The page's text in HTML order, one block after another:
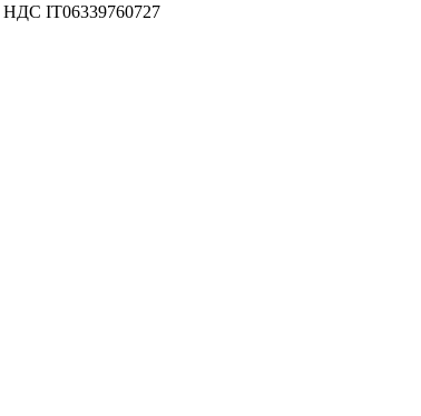
НДС IT06339760727